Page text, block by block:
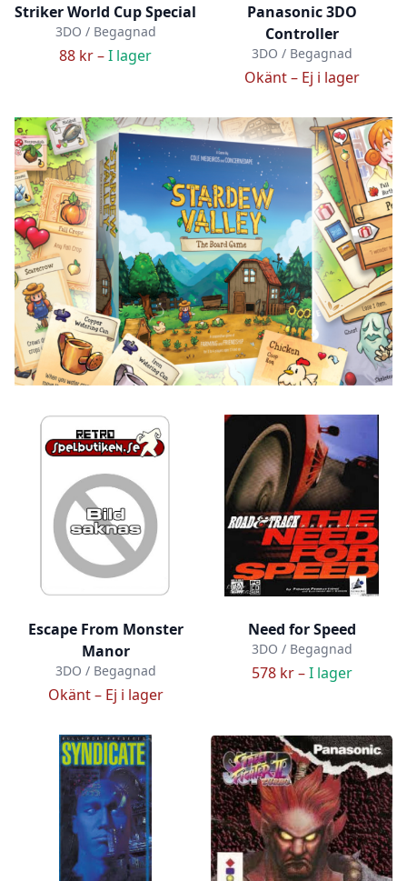
Striker World Cup Special
3DO / Begagnad
88 kr –I lager
Panasonic 3DO
Controller
3DO / Begagnad
Okänt – Ej i lager
Escape From Monster
Manor
3DO / Begagnad
Okänt – Ej i lager
Need for Speed
3DO / Begagnad
578 kr –I lager